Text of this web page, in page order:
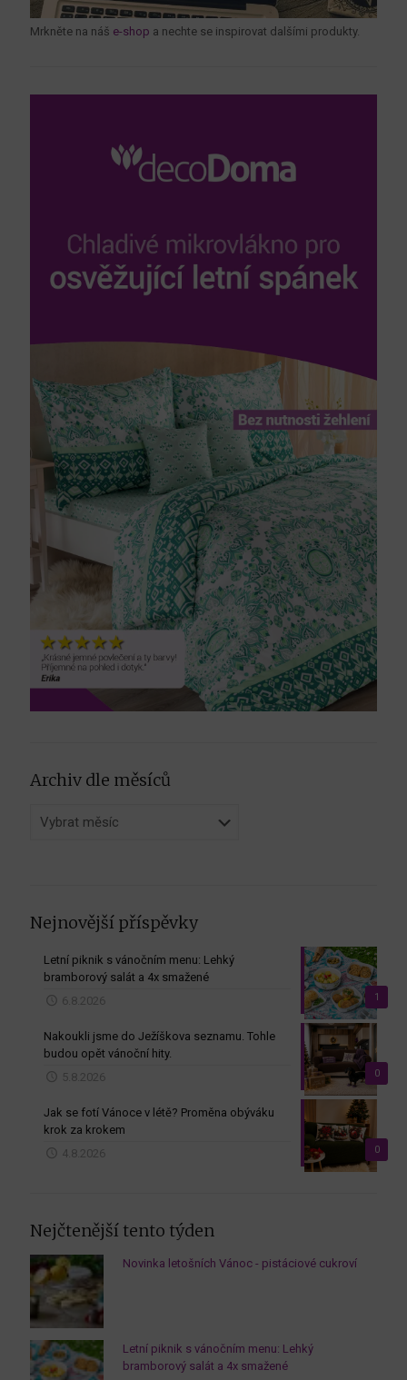
Mrkněte na náš e-shop a nechte se inspirovat dalšími produkty.
Archiv dle měsíců
dle
Nejnovější příspěvky
1
Letní piknik s vánočním menu: Lehký
bramborový salát a 4x smažené
6.8.2026
0
Nakoukli jsme do Ježíškova seznamu. Tohle
budou opět vánoční hity.
5.8.2026
0
Jak se fotí Vánoce v létě? Proměna obýváku
krok za krokem
4.8.2026
Nejčtenější tento týden
Novinka letošních Vánoc - pistáciové cukroví
Letní piknik s vánočním menu: Lehký
bramborový salát a 4x smažené